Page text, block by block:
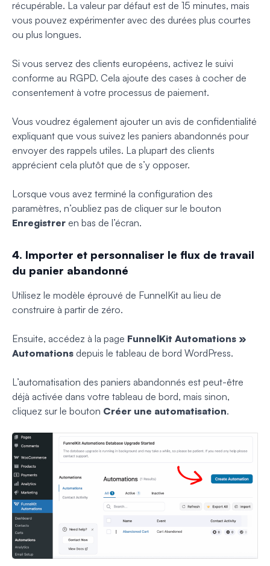
récupérable. La valeur par défaut est de 15 minutes, mais
vous pouvez expérimenter avec des durées plus courtes
ou plus longues.
Si vous servez des clients européens, activez le suivi
conforme au RGPD. Cela ajoute des cases à cocher de
consentement à votre processus de paiement.
Vous voudrez également ajouter un avis de confidentialité
expliquant que vous suivez les paniers abandonnés pour
envoyer des rappels utiles. La plupart des clients
apprécient cela plutôt que de s’y opposer.
Lorsque vous avez terminé la configuration des
paramètres, n’oubliez pas de cliquer sur le bouton
Enregistrer en bas de l’écran.
4. Importer et personnaliser le flux de travail
du panier abandonné
Utilisez le modèle éprouvé de FunnelKit au lieu de
construire à partir de zéro.
Ensuite, accédez à la page FunnelKit Automations »
Automations depuis le tableau de bord WordPress.
L’automatisation des paniers abandonnés est peut-être
déjà activée dans votre tableau de bord, mais sinon,
cliquez sur le bouton Créer une automatisation.